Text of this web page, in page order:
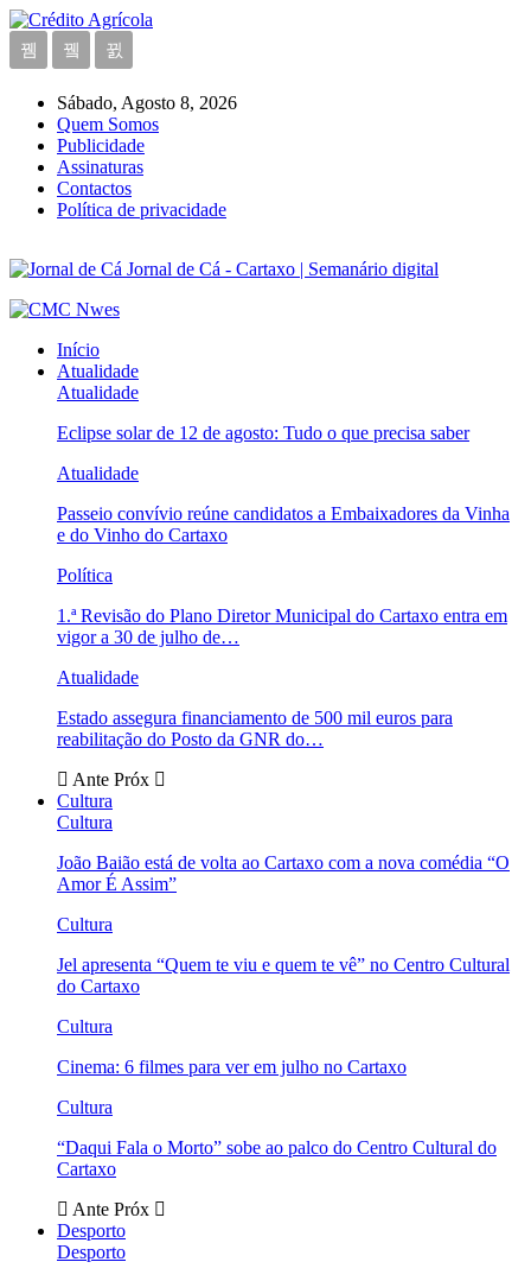
Sábado, Agosto 8, 2026
Quem Somos
Publicidade
Assinaturas
Contactos
Política de privacidade
Jornal de Cá - Cartaxo | Semanário digital
Início
Atualidade
Atualidade
Eclipse solar de 12 de agosto: Tudo o que precisa saber
Atualidade
Passeio convívio reúne candidatos a Embaixadores da Vinha
e do Vinho do Cartaxo
Política
1.ª Revisão do Plano Diretor Municipal do Cartaxo entra em
vigor a 30 de julho de…
Atualidade
Estado assegura financiamento de 500 mil euros para
reabilitação do Posto da GNR do…
Ante Próx
Cultura
Cultura
João Baião está de volta ao Cartaxo com a nova comédia “O
Amor É Assim”
Cultura
Jel apresenta “Quem te viu e quem te vê” no Centro Cultural
do Cartaxo
Cultura
Cinema: 6 filmes para ver em julho no Cartaxo
Cultura
“Daqui Fala o Morto” sobe ao palco do Centro Cultural do
Cartaxo
Ante Próx
Desporto
Desporto